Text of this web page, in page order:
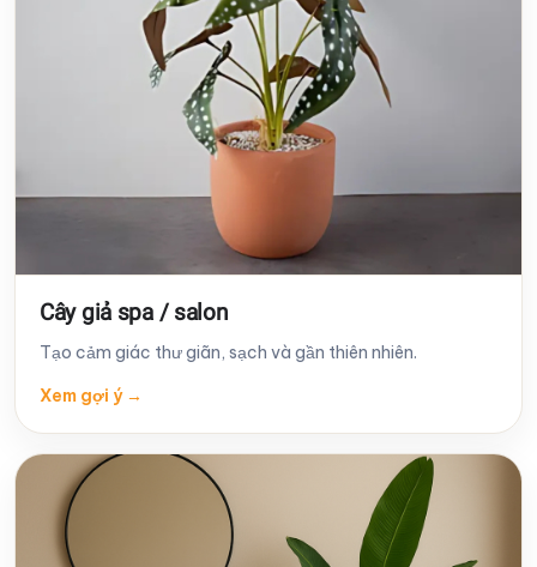
Cây giả spa / salon
Tạo cảm giác thư giãn, sạch và gần thiên nhiên.
Xem gợi ý →